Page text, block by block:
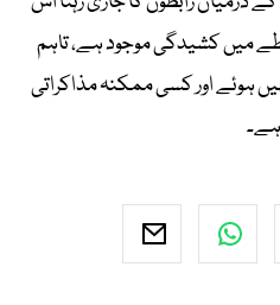
میں کشیدگی موجود ہے، تاہم
ہوئے اور کسی ممکنہ مذاکراتی